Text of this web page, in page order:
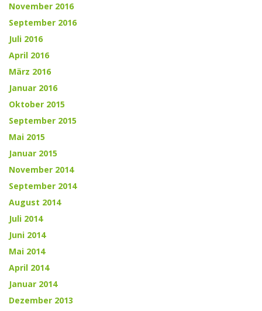
November 2016
September 2016
Juli 2016
April 2016
März 2016
Januar 2016
Oktober 2015
September 2015
Mai 2015
Januar 2015
November 2014
September 2014
August 2014
Juli 2014
Juni 2014
Mai 2014
April 2014
Januar 2014
Dezember 2013